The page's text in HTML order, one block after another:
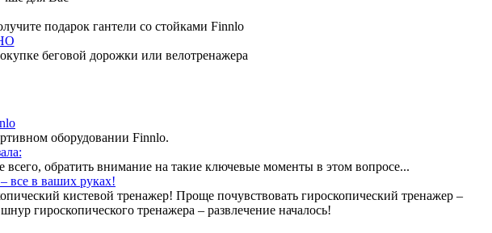
подарок гантели со стойками Finnlo
беговой дорожки или велотренажера
оборудовании Finnlo.
всего, обратить внимание на такие ключевые моменты в этом вопросе...
все в ваших руках!
кистевой тренажер! Проще почувствовать гироскопический тренажер –
гироскопического тренажера – развлечение началось!